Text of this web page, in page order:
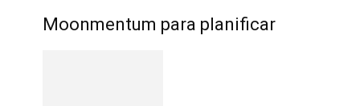
Moonmentum para planificar